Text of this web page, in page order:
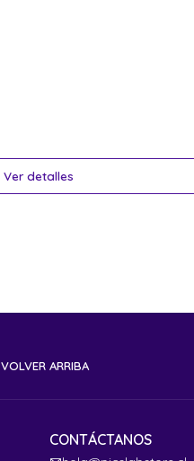
Ver detalles
VOLVER ARRIBA
CONTÁCTANOS